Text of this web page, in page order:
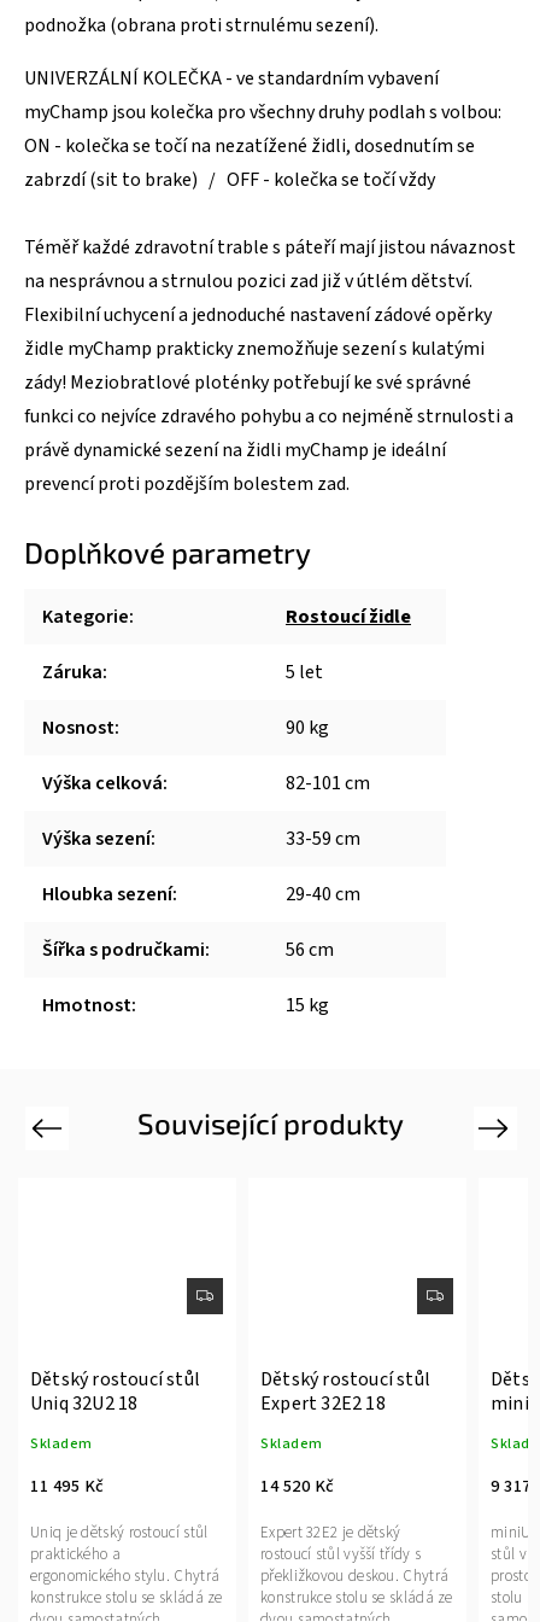
podnožka (obrana proti strnulému sezení).
UNIVERZÁLNÍ KOLEČKA - ve standardním vybavení
myChamp jsou kolečka pro všechny druhy podlah s volbou:
ON - kolečka se točí na nezatížené židli, dosednutím se
zabrzdí (sit to brake) / OFF - kolečka se točí vždy
Téměř každé zdravotní trable s páteří mají jistou návaznost
na nesprávnou a strnulou pozici zad již v útlém dětství.
Flexibilní uchycení a jednoduché nastavení zádové opěrky
židle myChamp prakticky znemožňuje sezení s kulatými
zády! Meziobratlové ploténky potřebují ke své správné
funkci co nejvíce zdravého pohybu a co nejméně strnulosti a
právě dynamické sezení na židli myChamp je ideální
prevencí proti pozdějším bolestem zad.
Doplňkové parametry
Kategorie: Rostoucí židle
Záruka: 5 let
Nosnost: 90 kg
Výška celková: 82-101 cm
Výška sezení: 33-59 cm
Hloubka sezení: 29-40 cm
Šířka s područkami: 56 cm
Hmotnost: 15 kg
Související produkty
Previous
Dětský rostoucí stůl
Uniq 32U2 18
Skladem
11 495 Kč
Uniq je dětský rostoucí stůl
praktického a
ergonomického stylu. Chytrá
konstrukce stolu se skládá ze
Dětský rostoucí stůl
Expert 32E2 18
Skladem
14 520 Kč
Expert 32E2 je dětský
rostoucí stůl vyšší třídy s
překližkovou deskou. Chytrá
konstrukce stolu se skládá ze
9 317
stůl
stolu
Next